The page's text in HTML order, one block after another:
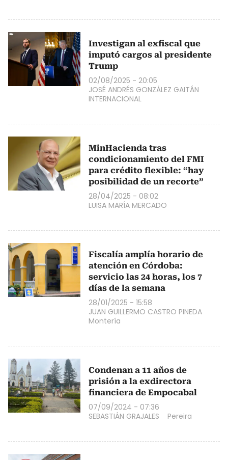
Investigan al exfiscal que
imputó cargos al presidente
Trump
02/08/2025 - 20:05
JOSÉ ANDRÉS GONZÁLEZ GAITÁN
INTERNACIONAL
MinHacienda tras
condicionamiento del FMI
para crédito flexible: “hay
posibilidad de un recorte”
28/04/2025 - 08:02
LUISA MARÍA MERCADO
Fiscalía amplía horario de
atención en Córdoba:
servicio las 24 horas, los 7
días de la semana
28/01/2025 - 15:58
JUAN GUILLERMO CASTRO PINEDA
Montería
Condenan a 11 años de
prisión a la exdirectora
financiera de Empocabal
07/09/2024 - 07:36
SEBASTIÁN GRAJALES
Pereira